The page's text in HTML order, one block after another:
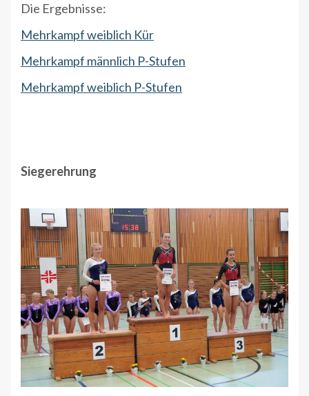
Die Ergebnisse:
Mehrkampf weiblich Kür
Mehrkampf männlich P-Stufen
Mehrkampf weiblich P-Stufen
Siegerehrung